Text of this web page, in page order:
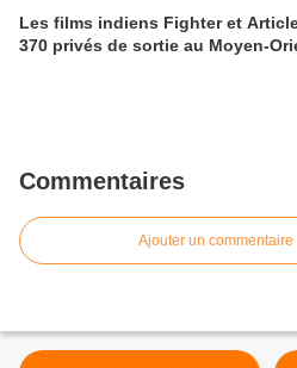
Les films indiens Fighter et
370 privés de sortie au Moyen-
Commentaires
Ajouter un commentaire